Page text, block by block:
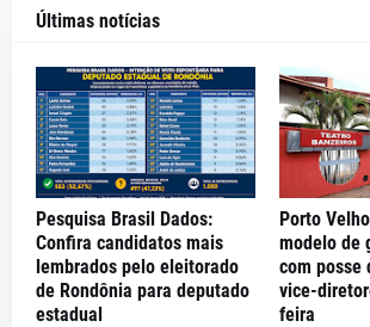
Últimas notícias
Pesquisa Brasil Dados:
Confira candidatos mais
lembrados pelo eleitorado
de Rondônia para deputado
estadual
Porto
modelo de
com posse
vice-
feira